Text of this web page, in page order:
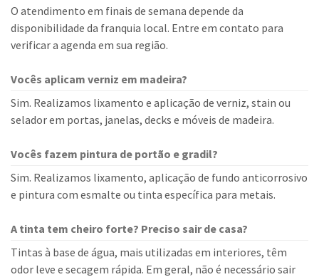
O atendimento em finais de semana depende da
disponibilidade da franquia local. Entre em contato para
verificar a agenda em sua região.
Vocês aplicam verniz em madeira?
Sim. Realizamos lixamento e aplicação de verniz, stain ou
selador em portas, janelas, decks e móveis de madeira.
Vocês fazem pintura de portão e gradil?
Sim. Realizamos lixamento, aplicação de fundo anticorrosivo
e pintura com esmalte ou tinta específica para metais.
A tinta tem cheiro forte? Preciso sair de casa?
Tintas à base de água, mais utilizadas em interiores, têm
odor leve e secagem rápida. Em geral, não é necessário sair